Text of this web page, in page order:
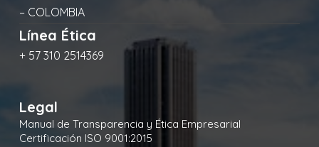
– COLOMBIA
Línea Ética
+ 57 310 2514369
Legal
Manual de Transparencia y Ética Empresarial
Certificación ISO 9001:2015